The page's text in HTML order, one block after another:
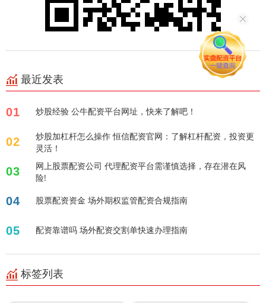
最近发表
01 炒股经验 公牛配资平台网址，快来了解吧！
02
炒股加杠杆怎么操作 恒信配资官网：了解杠杆配资，投资更
灵活！
03
网上股票配资公司 代理配资平台需谨慎选择，存在潜在风
险!
04 股票配资资金 场外期权监管配资合规指南
05 配资靠谱吗 场外配资交割单快速办理指南
标签列表